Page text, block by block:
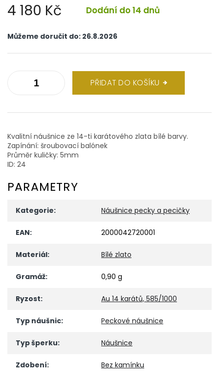
4 180 Kč Dodání do 14 dnů
cena:
Můžeme doručit do: 26.8.2026
PŘIDAT DO KOŠÍKU
Kvalitní náušnice ze 14-ti karátového zlata bílé barvy.
Zapínání: šroubovací balónek
Průměr kuličky: 5mm
ID: 24
PARAMETRY
Kategorie: Náušnice pecky a pecičky
EAN: 2000042720001
Materiál: Bílé zlato
Gramáž: 0,90 g
Ryzost: Au 14 karátů, 585/1000
Typ náušnic: Peckové náušnice
Typ šperku: Náušnice
Zdobení: Bez kamínku